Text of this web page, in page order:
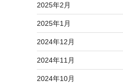
2025年2月
2025年1月
2024年12月
2024年11月
2024年10月